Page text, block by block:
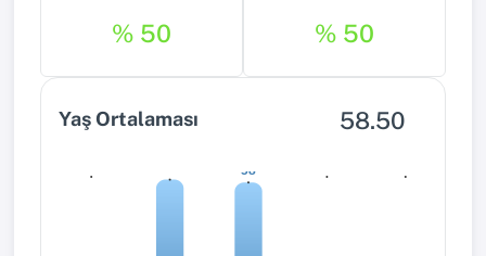
% 50
% 50
Yaş Ortalaması 58.50
58